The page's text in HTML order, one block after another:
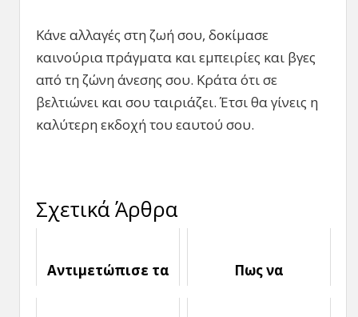
Κάνε αλλαγές στη ζωή σου, δοκίμασε
καινούρια πράγματα και εμπειρίες και βγες
από τη ζώνη άνεσης σου. Κράτα ότι σε
βελτιώνει και σου ταιριάζει. Έτσι θα γίνεις η
καλύτερη εκδοχή του εαυτού σου.
Σχετικά Άρθρα
Αντιμετώπισε τα
Πως να